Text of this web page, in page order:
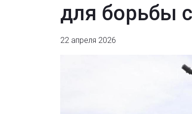
для борьбы
22 апреля 2026